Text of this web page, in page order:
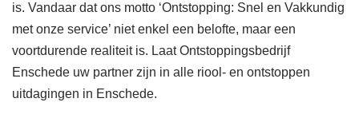
is. Vandaar dat ons motto ‘Ontstopping: Snel en Vakkundig
met onze service’ niet enkel een belofte, maar een
voortdurende realiteit is. Laat Ontstoppingsbedrijf
Enschede uw partner zijn in alle riool- en ontstoppen
uitdagingen in Enschede.